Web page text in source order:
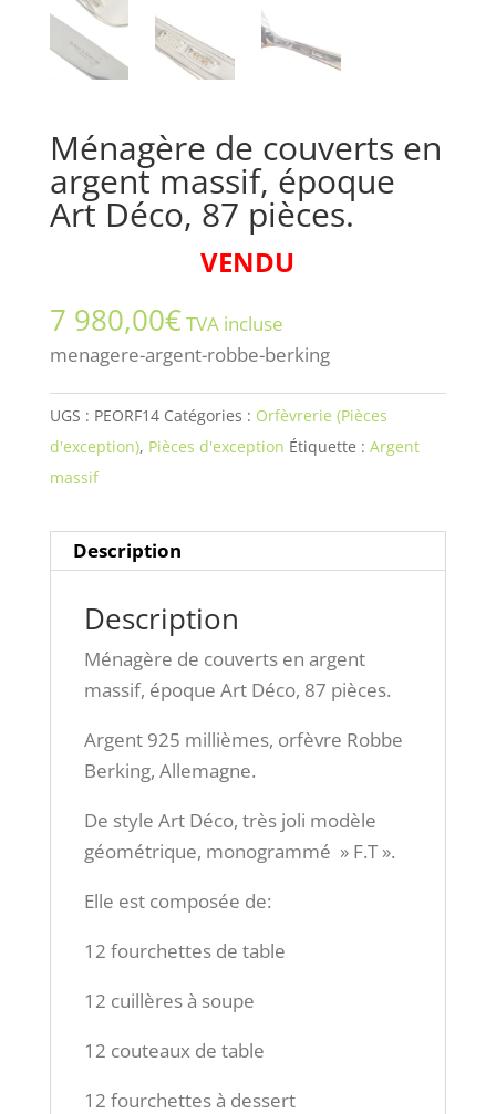
Ménagère de couverts en
argent massif, époque
Art Déco, 87 pièces.
VENDU
7 980,00€TVA incluse
menagere-argent-robbe-berking
UGS : PEORF14 Catégories : Orfèvrerie (Pièces
d'exception), Pièces d'exception Étiquette : Argent
massif
Description
Description
Ménagère de couverts en argent
massif, époque Art Déco, 87 pièces.
Argent 925 millièmes, orfèvre Robbe
Berking, Allemagne.
De style Art Déco, très joli modèle
géométrique, monogrammé » F.T ».
Elle est composée de:
12 fourchettes de table
12 cuillères à soupe
12 couteaux de table
12 fourchettes à dessert